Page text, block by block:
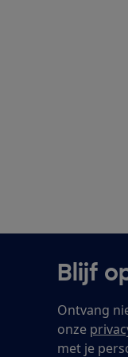
Blijf
Ontvang
onze
met je